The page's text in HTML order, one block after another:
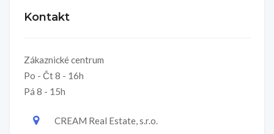
Kontakt
Zákaznické centrum
Po - Čt 8 - 16h
Pá 8 - 15h
CREAM Real Estate, s.r.o.